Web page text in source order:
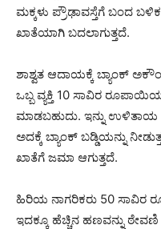
ಮಕ್ಕಳು ಪ್ರೌಢಾವಸ್ತೆಗೆ ಬಂದ
ಖಾತೆಯಾಗಿ ಬದಲಾಗುತ್ತದೆ.
ಶಾಶ್ವತ ಆದಾಯಕ್ಕೆ ಬ್ಯಾಂಕ್
ಒಬ್ಬ ವ್ಯಕ್ತಿ 10 ಸಾವಿರ
ಮಾಡಬಹುದು. ಇನ್ನು
ಅದಕ್ಕೆ ಬ್ಯಾಂಕ್ ಬಡ್ಡಿಯನ್ನು
ಖಾತೆಗೆ ಜಮಾ ಆಗುತ್ತದೆ.
ಹಿರಿಯ ನಾಗರಿಕರು 50 ಸಾವಿರ
ಇದಕ್ಕೂ ಹೆಚ್ಚಿನ ಹಣವನ್ನು